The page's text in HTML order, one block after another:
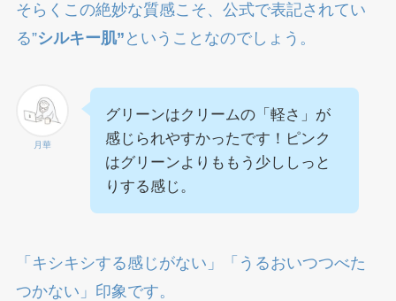
そらくこの絶妙な質感こそ、公式で表記されてい
る”シルキー肌” ということなのでしょう。
月華
グリーンはクリームの「軽さ」が
感じられやすかったです！ピンク
はグリーンよりももう少ししっと
りする感じ。
「キシキシする感じがない」「うるおいつつべた
つかない」印象です。